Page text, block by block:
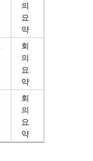
의
요
약
회
의
요
약
회
의
요
약